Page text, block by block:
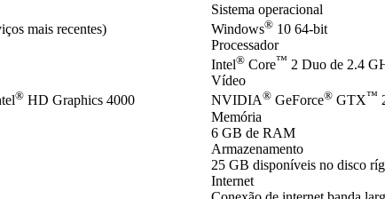
mais recentes)
® HD Graphics 4000
Sistema operacional
Windows® 10 64-bit
Processador
Intel® Core™ 2 Duo de 2.4
Vídeo
NVIDIA® GeForce® GTX™
Memória
6 GB de RAM
Armazenamento
25 GB disponíveis no disco
Internet